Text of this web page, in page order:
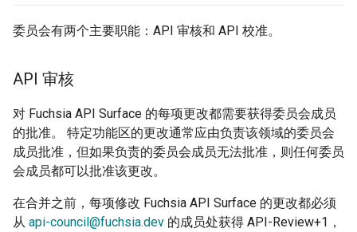
委员会有两个主要职能：API 审核和 API 校准。
API 审核
对 Fuchsia API Surface 的每项更改都需要获得委员会成员
的批准。 特定功能区的更改通常应由负责该领域的委员会
成员批准，但如果负责的委员会成员无法批准，则任何委员
会成员都可以批准该更改。
在合并之前，每项修改 Fuchsia API Surface 的更改都必须
从 api-council@fuchsia.dev 的成员处获得 API-Review+1，